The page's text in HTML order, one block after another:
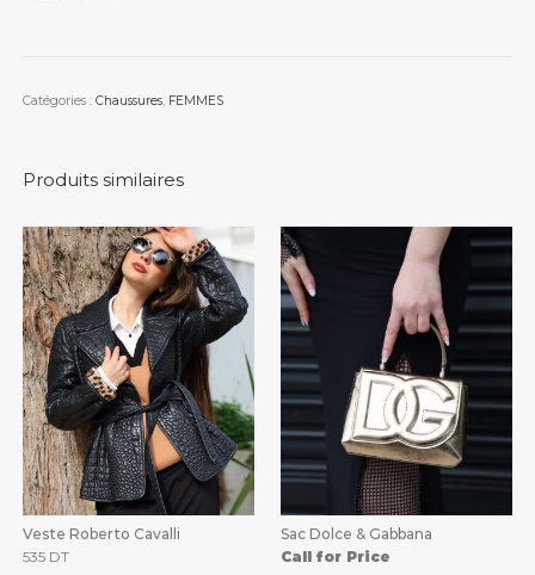
Catégories : Chaussures, FEMMES
Produits similaires
Veste Roberto Cavalli
535 DT
Sac Dolce & Gabbana
Call for Price